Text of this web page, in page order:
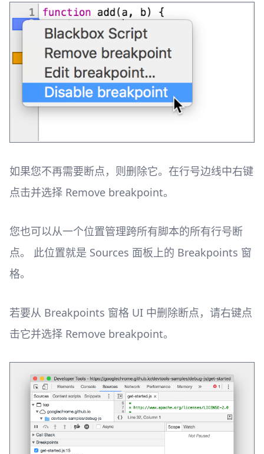
如果您不再需要断点，则删除它。在行号边线中右键
点击并选择 Remove breakpoint。
您也可以从一个位置管理跨所有脚本的所有行号断
点。 此位置就是 Sources 面板上的 Breakpoints 窗
格。
若要从 Breakpoints 窗格 UI 中删除断点，请右键点
击它并选择 Remove breakpoint。